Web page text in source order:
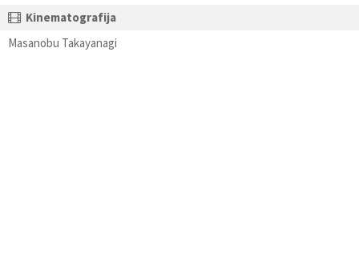
Kinematografija
Masanobu Takayanagi